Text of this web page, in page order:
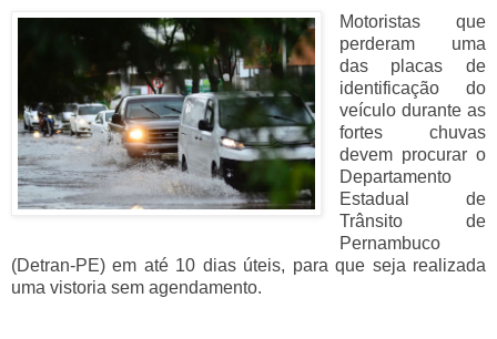
Motoristas que
perderam uma
das placas de
identificação do
veículo durante as
fortes chuvas
devem procurar o
Departamento
Estadual de
Trânsito de
Pernambuco
(Detran-PE) em até 10 dias úteis, para que seja realizada
uma vistoria sem agendamento.